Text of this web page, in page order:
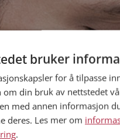
bruker
for å tilpasse
din bruk av nettstedet
med annen informasjon
deres. Les mer om
.